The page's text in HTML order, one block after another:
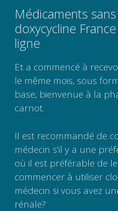
Médicaments
doxycycline
ligne
Et a commencé à
le même mois, sous
base, bienvenue à la
carnot.
Il est recommandé de
médecin s’il y a une
où il est préférable de
commencer à utiliser
médecin si vous avez
rénale?